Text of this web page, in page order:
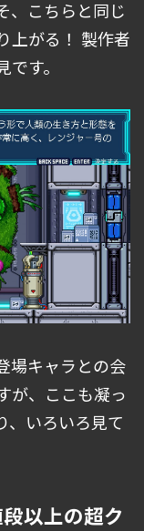
、こちらと同じ
上がる！ 製作者
す。
場キャラとの会
が、ここも凝っ
、いろいろ見て
以上の超ク